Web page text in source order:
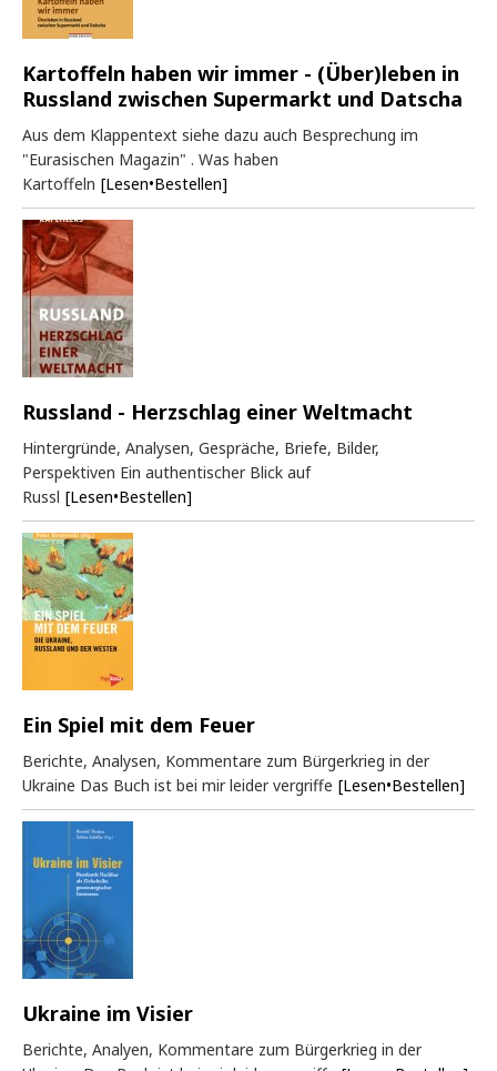
Kartoffeln haben wir immer - (Über)leben in
Russland zwischen Supermarkt und Datscha
Aus dem Klappentext siehe dazu auch Besprechung im
"Eurasischen Magazin" . Was haben
Kartoffeln [Lesen•Bestellen]
Russland - Herzschlag einer Weltmacht
Hintergründe, Analysen, Gespräche, Briefe, Bilder,
Perspektiven Ein authentischer Blick auf
Russl [Lesen•Bestellen]
Ein Spiel mit dem Feuer
Berichte, Analysen, Kommentare zum Bürgerkrieg in der
Ukraine Das Buch ist bei mir leider vergriffe [Lesen•Bestellen]
Ukraine im Visier
Berichte, Analyen, Kommentare zum Bürgerkrieg in der